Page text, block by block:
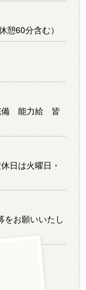
60分含む）
備 能力給 皆
日は火曜日・
をお願いいたし